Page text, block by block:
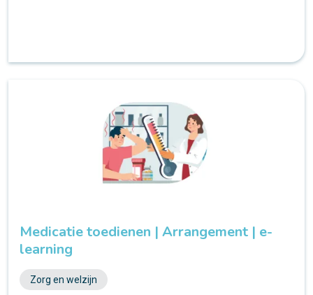
Medicatie toedienen | Arrangement | e-
learning
Zorg en welzijn